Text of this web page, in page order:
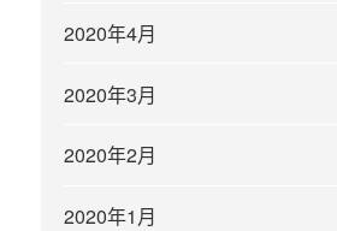
2020年4月
2020年3月
2020年2月
2020年1月